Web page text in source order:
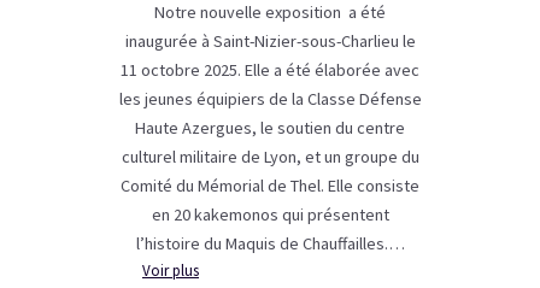
Notre nouvelle exposition a été
inaugurée à Saint-Nizier-sous-Charlieu le
11 octobre 2025. Elle a été élaborée avec
les jeunes équipiers de la Classe Défense
Haute Azergues, le soutien du centre
culturel militaire de Lyon, et un groupe du
Comité du Mémorial de Thel. Elle consiste
en 20 kakemonos qui présentent
l’histoire du Maquis de Chauffailles.…
Voir plus: